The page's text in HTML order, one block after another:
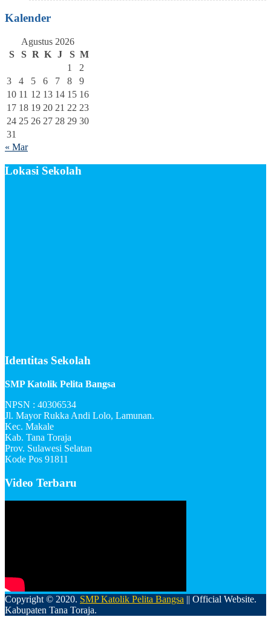
Kalender
Agustus 2026
S
S R K J S M
1
2
3
4 5 6 7 8
9
10 11 12 13 14 15 16
17 18 19 20 21 22 23
24 25 26 27 28 29 30
31
« Mar
Lokasi Sekolah
Identitas Sekolah
SMP Katolik Pelita Bangsa
NPSN : 40306534
Jl. Mayor Rukka Andi Lolo, Lamunan.
Kec. Makale
Kab. Tana Toraja
Prov. Sulawesi Selatan
Kode Pos 91811
Video Terbaru
Copyright © 2020. SMP Katolik Pelita Bangsa || Official Website.
Kabupaten Tana Toraja.